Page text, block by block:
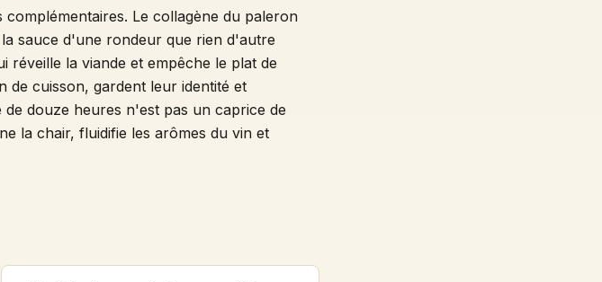
Le collagène du paleron
sauce d'une rondeur que rien d'autre
réveille la viande et empêche le plat de
de cuisson, gardent leur identité et
douze heures n'est pas un caprice de
la chair, fluidifie les arômes du vin et